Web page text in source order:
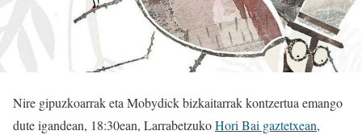
Nire gipuzkoarrak eta Mobydick bizkaitarrak kontzertua emango
dute igandean, 18:30ean, LarrabetzukoHori Bai gaztetxean,